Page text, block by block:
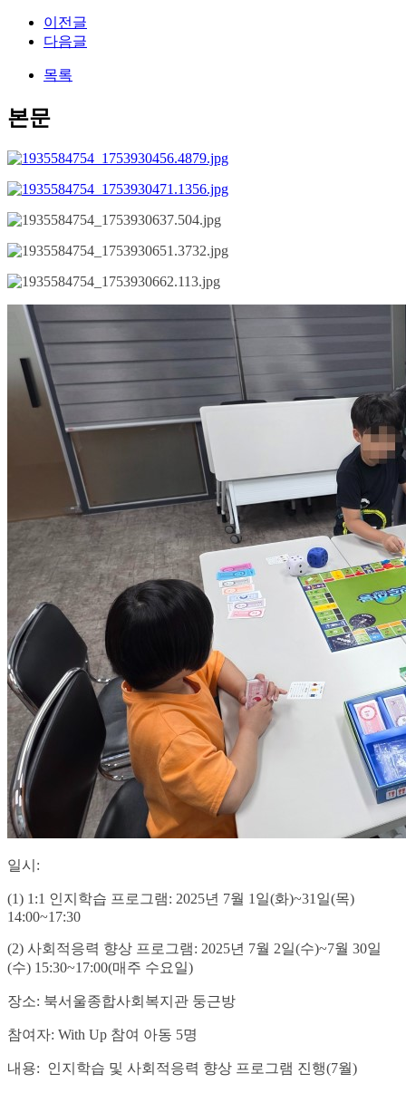
이전글
다음글
목록
본문
일시:
(1) 1:1 인지학습 프로그램: 2025년 7월 1일(화)~31일(목)
14:00~17:30
(2) 사회적응력 향상 프로그램: 2025년 7월 2일(수)~7월 30일
(수) 15:30~17:00(매주 수요일)
장소: 북서울종합사회복지관 둥근방
참여자: With Up 참여 아동 5명
내용: 인지학습 및 사회적응력 향상 프로그램 진행(7월)